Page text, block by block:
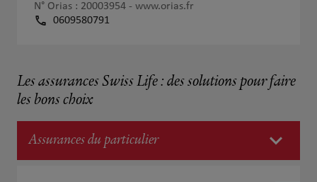
N° Orias : 20003954 - www.orias.fr
0609580791
Les assurances Swiss Life : des solutions pour faire
les bons choix
Assurances du particulier